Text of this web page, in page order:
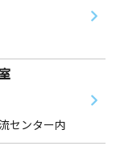
センター内